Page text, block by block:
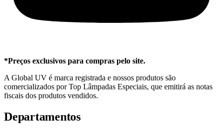
*Preços exclusivos para compras pelo site.
A Global UV é marca registrada e nossos produtos são
comercializados por Top Lâmpadas Especiais, que emitirá as notas
fiscais dos produtos vendidos.
Departamentos